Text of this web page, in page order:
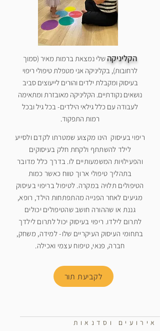
הקליניקהשלי נמצאת ברמות מאיר (סמוך
לרחובות), בקליניקה אני מטפלת טיפולי ריפוי
בעיסוק ומקבלת ילדים והורים לייעוצים סביב
נושאים נקודתיים. הקליניקה מאובזרת ומתאימה
לעבודה עם כלל גילאי הילדים- בכל גיל ובכל
רמות התפקוד.
ריפוי בעיסוק הינו מקצוע שמטרתו לקדם ולסייע
לילד להשתתף ולקחת חלק בעיסוקים
והפעילויות המשמעותיים לו. בדרך כלל מדובר
בתהליך טיפולי ארוך טווח כאשר כמות
הטיפולים תלויה במקרה. לטיפול בריפוי בעיסוק
מגיעים לאחר הפנייה מהתפתחות הילד, רופא,
גננת או שההורה חושב שהטיפולים יכולים
לתרום לילדו. ריפוי בעיסוק יכול לתרום לילדך
בתחומי העיסוק העיקריים שלו- למידה, משחק,
חברה, פנאי, טיפוח עצמי ואכילה.
לקביעת תור
אירועים וסדנאות